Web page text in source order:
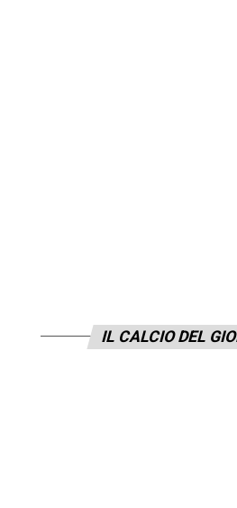
IL CALCIO DEL